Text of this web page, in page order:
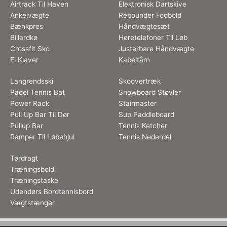
Airtrack Til Haven
Ankelvægte
Bænkpres
Billardkø
Crossfit Sko
El Klaver
Elektronisk Dartskive
Rebounder Fodbold
Håndvægtesæt
Høretelefoner Til Løb
Justerbare Håndvægte
Kabeltårn
Langrendsski
Padel Tennis Bat
Power Rack
Pull Up Bar Til Dør
Pullup Bar
Ramper Til Løbehjul
Skoovertræk
Snowboard Støvler
Stairmaster
Sup Paddleboard
Tennis Ketcher
Tennis Nederdel
Tørdragt
Træningsbold
Træningstaske
Udendørs Bordtennisbord
Vægtstænger